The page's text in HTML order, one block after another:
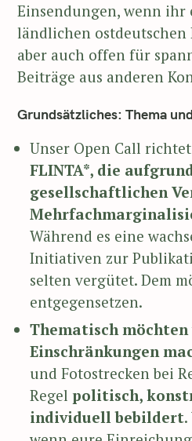
Einsendungen, wenn ihr
ländlichen ostdeutschen
aber auch offen für
Beiträge aus anderen
Grundsätzliches: Thema
Unser Open Call
FLINTA*, die
gesellschaftlichen
Während es eine
Initiativen zur
selten vergütet. Dem
entgegensetzen.
Thematisch
Einschränkungen
und Fotostrecken bei
Regel politisch,
individuell bebildert.